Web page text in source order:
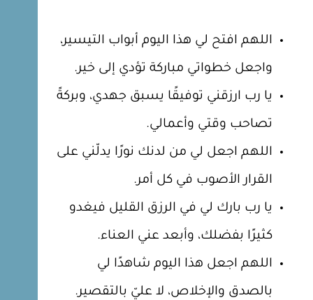
اللهم افتح لي هذا اليوم أبواب التيسير،
واجعل خطواتي مباركة تؤدي إلى خير.
يا رب ارزقني توفيقًا يسبق جهدي، وبركةً
تصاحب وقتي وأعمالي.
اللهم اجعل لي من لدنك نورًا يدلّني على
القرار الأصوب في كل أمر.
يا رب بارك لي في الرزق القليل فيغدو
كثيرًا بفضلك، وأبعد عني العناء.
اللهم اجعل هذا اليوم شاهدًا لي
بالصدق والإخلاص، لا عليّ بالتقصير.